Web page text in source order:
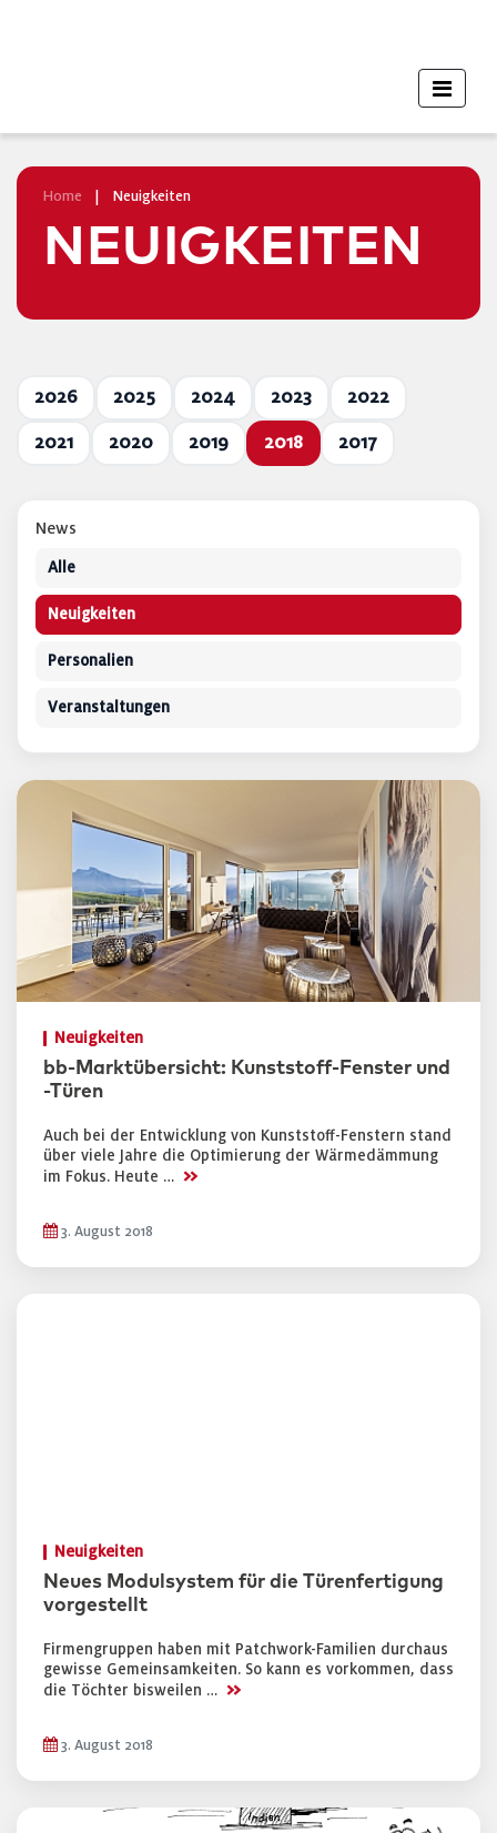
Home Neuigkeiten
NEUIGKEITEN
2026 2025 2024 2023 2022
2021 2020 2019 2018 2017
Neuigkeiten
bb-Marktübersicht: Kunststoff-Fenster und
-Türen
Auch bei der Entwicklung von Kunststoff-Fenstern stand
über viele Jahre die Optimierung der Wärmedämmung
im Fokus. Heute … >>
3. August 2018
Neuigkeiten
Neues Modulsystem für die Türenfertigung
vorgestellt
Firmengruppen haben mit Patchwork-Familien durchaus
gewisse Gemeinsamkeiten. So kann es vorkommen, dass
die Töchter bisweilen … >>
3. August 2018
News
Alle
Neuigkeiten
Personalien
Veranstaltungen